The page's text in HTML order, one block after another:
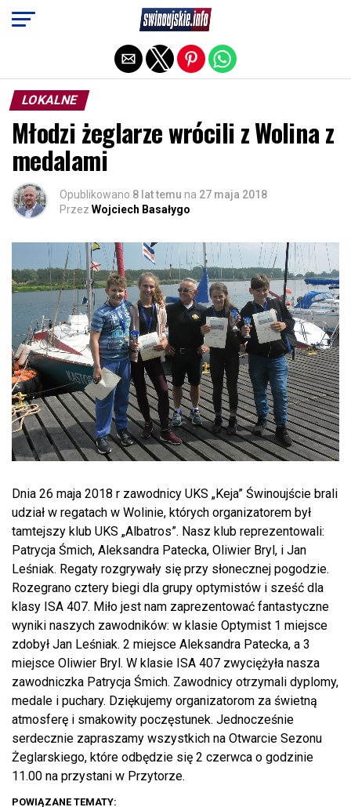
LOKALNE
Młodzi żeglarze wrócili z Wolina z
medalami
Opublikowano 8 lat temu na 27 maja 2018
Przez Wojciech Basałygo
Dnia 26 maja 2018 r zawodnicy UKS „Keja” Świnoujście brali
udział w regatach w Wolinie, których organizatorem był
tamtejszy klub UKS „Albatros”. Nasz klub reprezentowali:
Patrycja Śmich, Aleksandra Patecka, Oliwier Bryl, i Jan
Leśniak. Regaty rozgrywały się przy słonecznej pogodzie.
Rozegrano cztery biegi dla grupy optymistów i sześć dla
klasy ISA 407. Miło jest nam zaprezentować fantastyczne
wyniki naszych zawodników: w klasie Optymist 1 miejsce
zdobył Jan Leśniak. 2 miejsce Aleksandra Patecka, a 3
miejsce Oliwier Bryl. W klasie ISA 407 zwyciężyła nasza
zawodniczka Patrycja Śmich. Zawodnicy otrzymali dyplomy,
medale i puchary. Dziękujemy organizatorom za świetną
atmosferę i smakowity poczęstunek. Jednocześnie
serdecznie zapraszamy wszystkich na Otwarcie Sezonu
Żeglarskiego, które odbędzie się 2 czerwca o godzinie
11.00 na przystani w Przytorze.
POWIĄZANE TEMATY:
Exit mobile version